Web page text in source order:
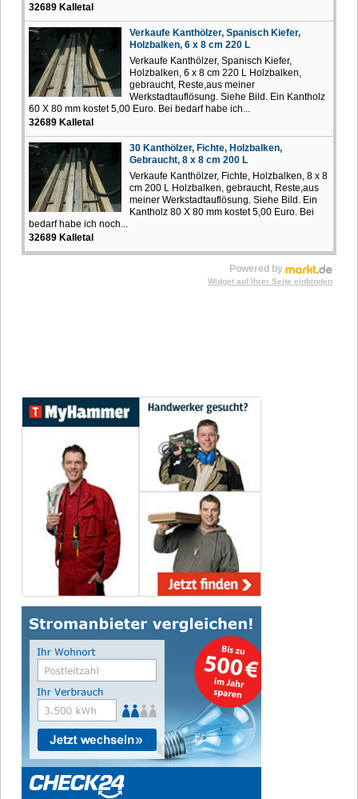
32689 Kalletal
Verkaufe Kanthölzer, Spanisch Kiefer,
Holzbalken, 6 x 8 cm 220 L
Verkaufe Kanthölzer, Spanisch Kiefer,
Holzbalken, 6 x 8 cm 220 L Holzbalken,
gebraucht, Reste,aus meiner
Werkstadtauflösung. Siehe Bild. Ein Kantholz
60 X 80 mm kostet 5,00 Euro. Bei bedarf habe ich...
32689 Kalletal
30 Kanthölzer, Fichte, Holzbalken,
Gebraucht, 8 x 8 cm 200 L
Verkaufe Kanthölzer, Fichte, Holzbalken, 8 x 8
cm 200 L Holzbalken, gebraucht, Reste,aus
meiner Werkstadtauflösung. Siehe Bild. Ein
Kantholz 80 X 80 mm kostet 5,00 Euro. Bei
bedarf habe ich noch...
32689 Kalletal
Powered by
Widget auf Ihrer Seite einbinden